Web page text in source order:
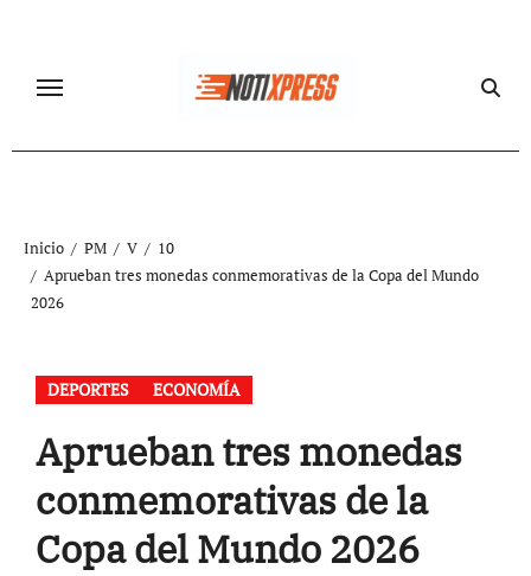
contenido
Inicio PM V
10
Aprueban tres monedas conmemorativas de la Copa del Mundo
2026
DEPORTES ECONOMÍA
Aprueban tres monedas
conmemorativas de la
Copa del Mundo 2026